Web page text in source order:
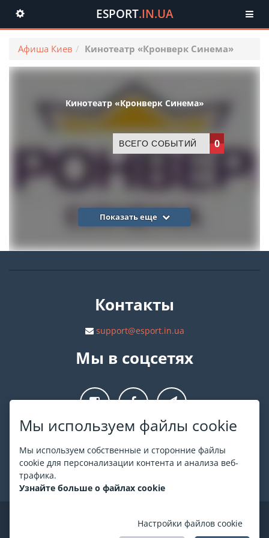
Мы используем файлы cookie
Мы используем собственные и сторонние файлы
cookie для персонализации контента и анализа веб-
трафика.
Узнайте больше о файлах cookie
Настройки файлов cookie
Toggle
navigation
ESPORT.IN.UA
Афиша Киев Кинотеатр «Кронверк Синема»
Кинотеатр «Кронверк Синема»
ВСЕГО СОБЫТИЙ 0
Показать еще
Контакты
support@esport.in.ua
Мы в соцсетях
О ESPORT.in.ua
На ESPORT.in.ua представлена афиша Киева и других
городов Украины. Все билеты продаются официально. Мы
работаем непосредственно с кассами.